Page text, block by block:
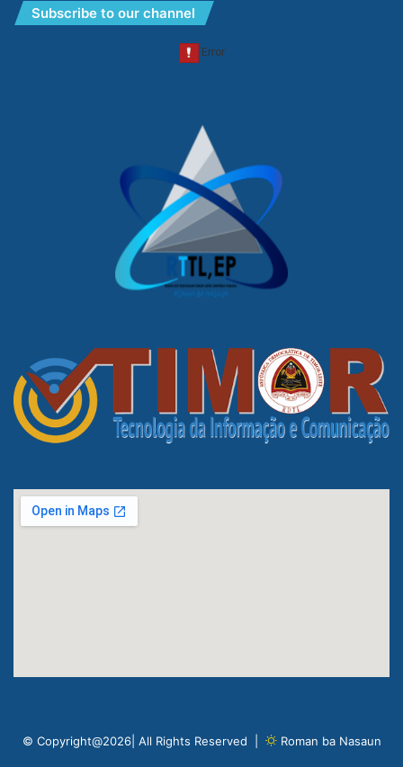
Subscribe to our channel
© Copyright@2026| All Rights Reserved | Roman ba Nasaun